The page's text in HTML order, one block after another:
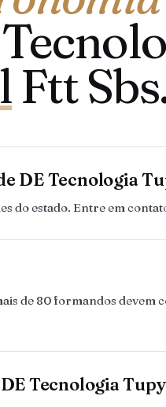
Ftt
DE Tecnologia
do estado. Entre em
de 80 formandos devem
Tecnologia